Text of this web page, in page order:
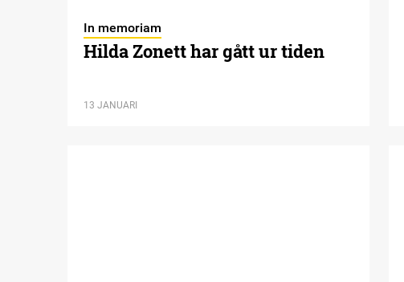
In memoriam
Hilda Zonett har gått ur tiden
13 JANUARI